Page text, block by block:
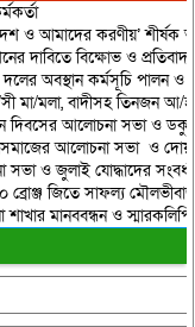
ও আমাদের করণীয়’ শীর্ষক
দাবিতে বিক্ষোভ ও
অবস্থান কর্মসূচি পালন ও
সী মা/মলা, বাদীসহ তিনজন আ/
আলোচনা সভা ও
আলোচনা সভা ও
ও জুলাই যোদ্ধাদের
জিতে সাফল্য
মানববন্ধন ও স্মারকলিপি